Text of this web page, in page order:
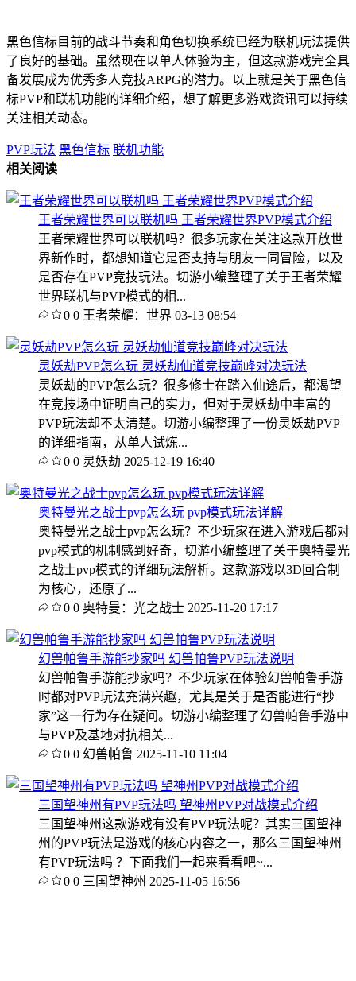
黑色信标目前的战斗节奏和角色切换系统已经为联机玩法提供
了良好的基础。虽然现在以单人体验为主，但这款游戏完全具
备发展成为优秀多人竞技ARPG的潜力。以上就是关于黑色信
标PVP和联机功能的详细介绍，想了解更多游戏资讯可以持续
关注相关动态。
PVP玩法 黑色信标 联机功能
相关阅读
王者荣耀世界可以联机吗 王者荣耀世界PVP模式介绍
王者荣耀世界可以联机吗？很多玩家在关注这款开放世
界新作时，都想知道它是否支持与朋友一同冒险，以及
是否存在PVP竞技玩法。切游小编整理了关于王者荣耀
世界联机与PVP模式的相...
0 0 王者荣耀：世界 03-13 08:54
灵妖劫PVP怎么玩 灵妖劫仙道竞技巅峰对决玩法
灵妖劫的PVP怎么玩？很多修士在踏入仙途后，都渴望
在竞技场中证明自己的实力，但对于灵妖劫中丰富的
PVP玩法却不太清楚。切游小编整理了一份灵妖劫PVP
的详细指南，从单人试炼...
0 0 灵妖劫 2025-12-19 16:40
奥特曼光之战士pvp怎么玩 pvp模式玩法详解
奥特曼光之战士pvp怎么玩？不少玩家在进入游戏后都对
pvp模式的机制感到好奇，切游小编整理了关于奥特曼光
之战士pvp模式的详细玩法解析。这款游戏以3D回合制
为核心，还原了...
0 0 奥特曼：光之战士 2025-11-20 17:17
幻兽帕鲁手游能抄家吗 幻兽帕鲁PVP玩法说明
幻兽帕鲁手游能抄家吗？不少玩家在体验幻兽帕鲁手游
时都对PVP玩法充满兴趣，尤其是关于是否能进行“抄
家”这一行为存在疑问。切游小编整理了幻兽帕鲁手游中
与PVP及基地对抗相关...
0 0 幻兽帕鲁 2025-11-10 11:04
三国望神州有PVP玩法吗 望神州PVP对战模式介绍
三国望神州这款游戏有没有PVP玩法呢？其实三国望神
州的PVP玩法是游戏的核心内容之一，那么三国望神州
有PVP玩法吗 ？下面我们一起来看看吧~...
0 0 三国望神州 2025-11-05 16:56